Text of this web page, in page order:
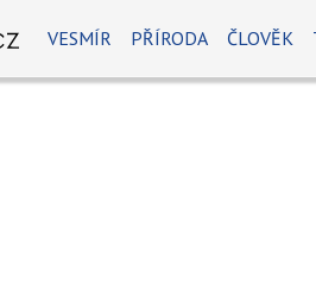
VESMÍR PŘÍRODA ČLOVĚK